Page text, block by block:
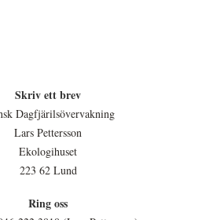
Skriv ett brev
Dagfjärilsövervakning
Lars Pettersson
Ekologihuset
223 62 Lund
Ring oss